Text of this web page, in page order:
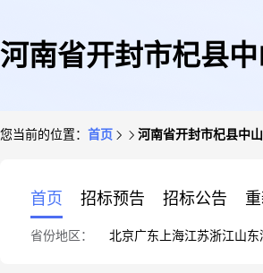
河南省开封市杞县
您当前的位置： 首页 河南省开封市杞县中
首页 招标预告 招标公告
省份地区： 北京广东 上海江苏浙江山东